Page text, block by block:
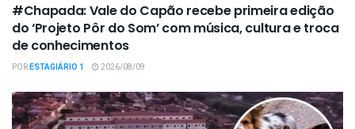
#Chapada: Vale do Capão recebe primeira edição
do ‘Projeto Pôr do Som’ com música, cultura e troca
de conhecimentos
PORESTAGIÁRIO 1 2026/08/09